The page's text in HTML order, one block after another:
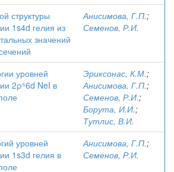
структуры
1s4d гелия из
значений
Анисимова, Г.П.;
Семенов, Р.И.
уровней
2ρ⁵6d NeI в
Эриксонас, К.М.;
Анисимова, Г.П.;
Семенов, Р.И.;
Борута, И.И.;
Тутлис, В.И.
уровней
1s3d гелия в
Анисимова, Г.П.;
Семенов, Р.И.